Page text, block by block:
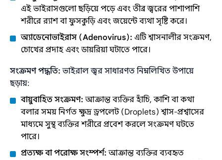
এই ভাইরাসগুলো ছড়িয়ে পড়ে এবং তীব্র জ্বরের পাশাপাশি
শরীরে র‍্যাশ বা ফুসকুড়ি এবং জয়েন্টে ব্যথা সৃষ্টি করে।
অ্যাডেনোভাইরাস (Adenovirus): এটি শ্বাসনালীর সংক্রমণ,
চোখের প্রদাহ এবং ডায়রিয়া ঘটাতে পারে।
সংক্রমণ পদ্ধতি: ভাইরাল জ্বর সাধারণত নিম্নলিখিত উপায়ে
ছড়ায়:
বায়ুবাহিত সংক্রমণ: আক্রান্ত ব্যক্তির হাঁচি, কাশি বা কথা
বলার সময় নির্গত ক্ষুদ্র ড্রপলেট (Droplets) শ্বাস-প্রশ্বাসের
মাধ্যমে সুস্থ ব্যক্তির শরীরে প্রবেশ করলে সংক্রমণ ঘটতে
পারে।
প্রত্যক্ষ বা পরোক্ষ সংস্পর্শ: আক্রান্ত ব্যক্তির ব্যবহৃত